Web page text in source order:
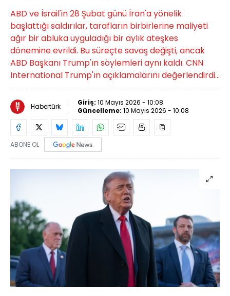
ABD ve İsrail'in 28 Şubat günü İran'a yönelik
başlattığı saldırılar, tarafların birbirlerine maliyeti
ağır bir abluka uyguladığı bir aylık ateşkes
dönemine evrildi. Bu süreçte savaş değişti, ancak
ABD Başkanı Trump'ın söylemleri aynı kaldı. CNN
International Trump'ın açıklamalarını değerlendirdi...
Habertürk Giriş: 10 Mayıs 2026 - 10:08
Güncelleme: 10 Mayıs 2026 - 10:08
ABONE OL